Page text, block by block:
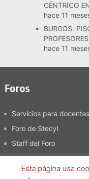
CÉNTRICO
hace 11
BURGOS.
PROFESORES
hace 11
Foros
Servicios para docentes
Foro de Stecyl
Staff del Foro
Esta página usa